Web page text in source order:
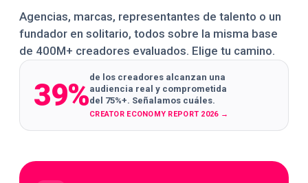
Agencias, marcas, representantes de talento o un
fundador en solitario, todos sobre la misma base
de 400M+ creadores evaluados. Elige tu camino.
39%
de los creadores alcanzan una
audiencia real y comprometida
del 75%+. Señalamos cuáles.
CREATOR ECONOMY REPORT 2026→